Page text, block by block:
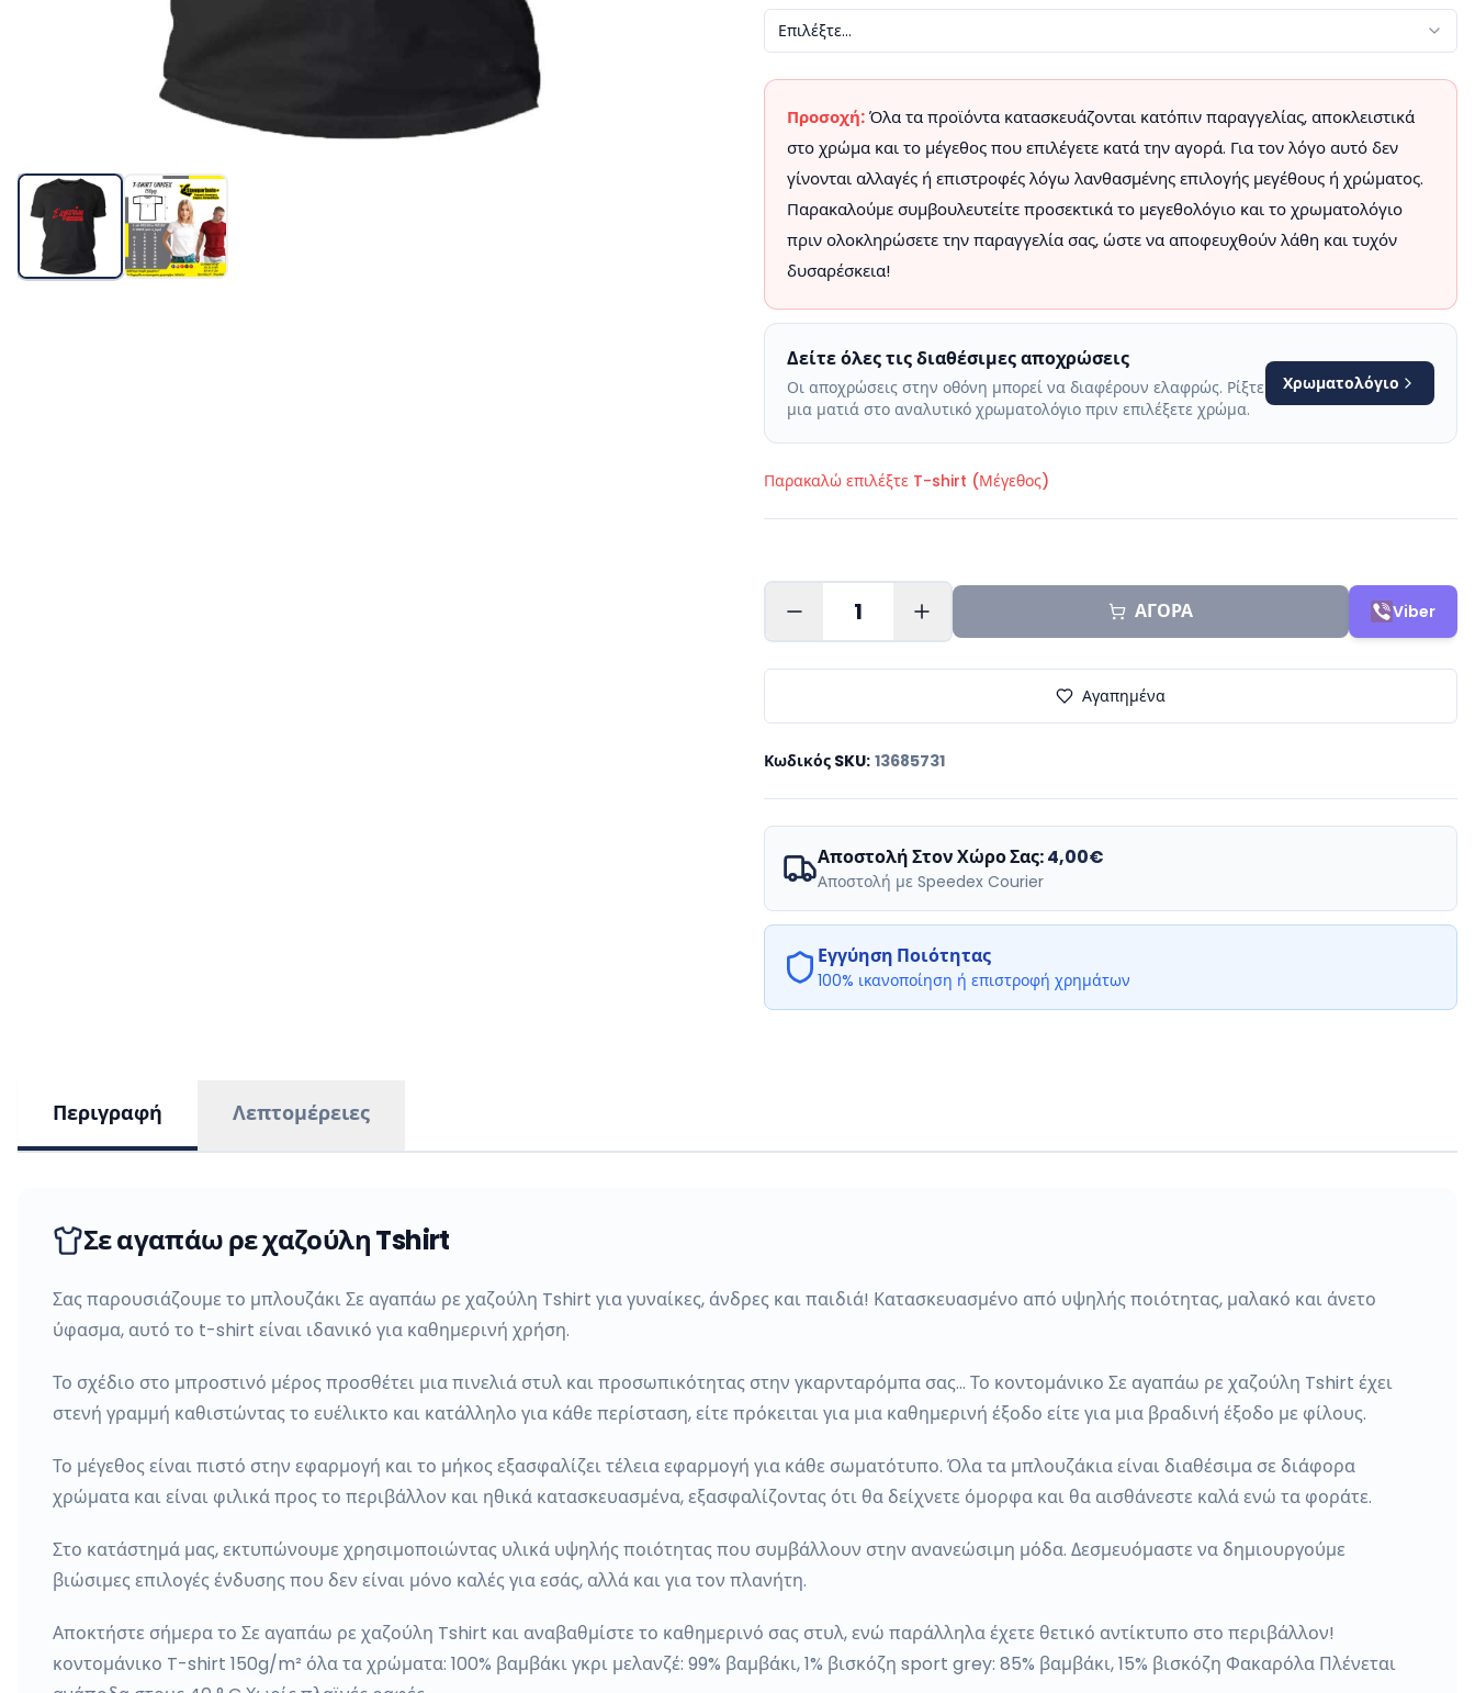
Επιλέξτε...
Προσοχή:Όλα τα προϊόντα κατασκευάζονται κατόπιν παραγγελίας, αποκλειστικά
στο χρώμα και το μέγεθος που επιλέγετε κατά την αγορά. Για τον λόγο αυτό δεν
γίνονται αλλαγές ή επιστροφές λόγω λανθασμένης επιλογής μεγέθους ή χρώματος.
Παρακαλούμε συμβουλευτείτε προσεκτικά το μεγεθολόγιο και το χρωματολόγιο
πριν ολοκληρώσετε την παραγγελία σας, ώστε να αποφευχθούν λάθη και τυχόν
δυσαρέσκεια!
Δείτε όλες τις διαθέσιμες αποχρώσεις
Οι αποχρώσεις στην οθόνη μπορεί να διαφέρουν ελαφρώς. Ρίξτε
μια ματιά στο αναλυτικό χρωματολόγιο πριν επιλέξετε χρώμα.
Χρωματολόγιο
Παρακαλώ επιλέξτε T-shirt (Μέγεθος)
1 ΑΓΟΡΑ Viber
Αγαπημένα
Κωδικός SKU: 13685731
Αποστολή Στον Χώρο Σας:4,00€
Αποστολή με Speedex Courier
Εγγύηση Ποιότητας
100% ικανοποίηση ή επιστροφή χρημάτων
Περιγραφή Λεπτομέρειες
Σε αγαπάω ρε χαζούλη Tshirt
Σας παρουσιάζουμε το μπλουζάκι Σε αγαπάω ρε χαζούλη Tshirt για γυναίκες, άνδρες και παιδιά! Κατασκευασμένο από υψηλής ποιότητας, μαλακό και άνετο
ύφασμα, αυτό το t-shirt είναι ιδανικό για καθημερινή χρήση.
Το σχέδιο στο μπροστινό μέρος προσθέτει μια πινελιά στυλ και προσωπικότητας στην γκαρνταρόμπα σας… Το κοντομάνικο Σε αγαπάω ρε χαζούλη Tshirt έχει
στενή γραμμή καθιστώντας το ευέλικτο και κατάλληλο για κάθε περίσταση, είτε πρόκειται για μια καθημερινή έξοδο είτε για μια βραδινή έξοδο με φίλους.
Το μέγεθος είναι πιστό στην εφαρμογή και το μήκος εξασφαλίζει τέλεια εφαρμογή για κάθε σωματότυπο. Όλα τα μπλουζάκια είναι διαθέσιμα σε διάφορα
χρώματα και είναι φιλικά προς το περιβάλλον και ηθικά κατασκευασμένα, εξασφαλίζοντας ότι θα δείχνετε όμορφα και θα αισθάνεστε καλά ενώ τα φοράτε.
Στο κατάστημά μας, εκτυπώνουμε χρησιμοποιώντας υλικά υψηλής ποιότητας που συμβάλλουν στην ανανεώσιμη μόδα. Δεσμευόμαστε να δημιουργούμε
βιώσιμες επιλογές ένδυσης που δεν είναι μόνο καλές για εσάς, αλλά και για τον πλανήτη.
Αποκτήστε σήμερα το Σε αγαπάω ρε χαζούλη Tshirt και αναβαθμίστε το καθημερινό σας στυλ, ενώ παράλληλα έχετε θετικό αντίκτυπο στο περιβάλλον!
κοντομάνικο T-shirt 150g/m² όλα τα χρώματα: 100% βαμβάκι γκρι μελανζέ: 99% βαμβάκι, 1% βισκόζη sport grey: 85% βαμβάκι, 15% βισκόζη Φακαρόλα Πλένεται